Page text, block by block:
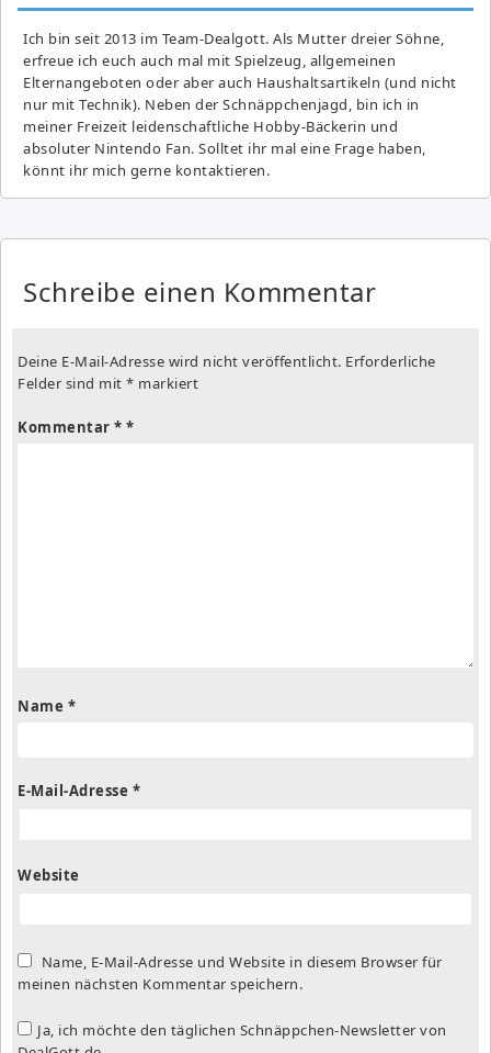
Ich bin seit 2013 im Team-Dealgott. Als Mutter dreier Söhne,
erfreue ich euch auch mal mit Spielzeug, allgemeinen
Elternangeboten oder aber auch Haushaltsartikeln (und nicht
nur mit Technik). Neben der Schnäppchenjagd, bin ich in
meiner Freizeit leidenschaftliche Hobby-Bäckerin und
absoluter Nintendo Fan. Solltet ihr mal eine Frage haben,
könnt ihr mich gerne kontaktieren.
Schreibe einen Kommentar
Deine E-Mail-Adresse wird nicht veröffentlicht. Erforderliche
Felder sind mit * markiert
Kommentar *
Name *
E-Mail-Adresse *
Website
Name, E-Mail-Adresse und Website in diesem Browser für
meinen nächsten Kommentar speichern.
Ja, ich möchte den täglichen Schnäppchen-Newsletter von